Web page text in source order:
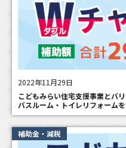
2022年11月29日
こどもみらい住宅支援事業とバ
バスルーム・トイレリフォーム
補助金・減税